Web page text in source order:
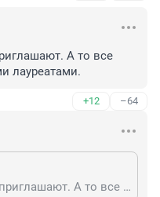
А то все
лауреатами.
+12 –64
Так лезть не надо куда не приглашают. А то все захотели быть нобелевскими лауреатами.